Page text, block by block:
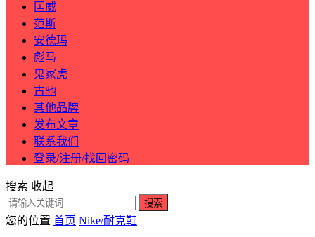
匡威
范斯
安德玛
彪马
鬼冢虎
古驰
其他品牌
发布文章
联系我们
登录/注册/找回密码
搜索 收起
搜索
您的位置 首页 Nike/耐克鞋